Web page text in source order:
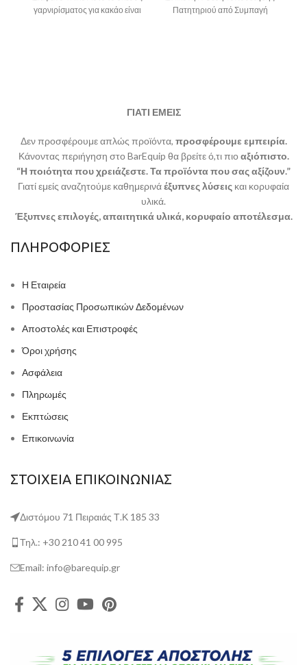
γαρνιρίσματος για κακάο είναι
Πατητηριού από Συμπαγή
ΓΙΑΤΙ ΕΜΕΙΣ
Δεν προσφέρουμε απλώς προϊόντα, προσφέρουμε εμπειρία.
Κάνοντας περιήγηση στο BarEquip θα βρείτε ό,τι πιο αξιόπιστο.
“Η ποιότητα που χρειάζεστε. Τα προϊόντα που σας αξίζουν.”
Γιατί εμείς αναζητούμε καθημερινάέξυπνες λύσεις και κορυφαία
υλικά.
Έξυπνες επιλογές, απαιτητικά υλικά, κορυφαίο αποτέλεσμα.
ΠΛΗΡΟΦΟΡΙΕΣ
Η Εταιρεία
Προστασίας Προσωπικών Δεδομένων
Αποστολές και Επιστροφές
Όροι χρήσης
Ασφάλεια
Πληρωμές
Εκπτώσεις
Επικοινωνία
ΣΤΟΙΧΕΙΑ ΕΠΙΚΟΙΝΩΝΙΑΣ
Διστόμου 71 Πειραιάς Τ.Κ 185 33
Τηλ.: +30 210 41 00 995
Email: info@barequip.gr